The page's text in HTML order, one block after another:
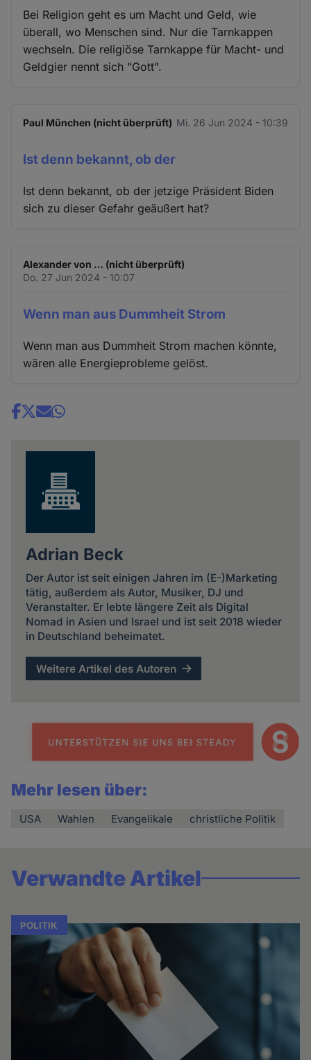
Bei Religion geht es um Macht und Geld, wie
überall, wo Menschen sind. Nur die Tarnkappen
wechseln. Die religiöse Tarnkappe für Macht- und
Geldgier nennt sich "Gott".
Paul München (nicht überprüft) Mi. 26 Jun 2024 - 10:39
Ist denn bekannt, ob der
Ist denn bekannt, ob der jetzige Präsident Biden
sich zu dieser Gefahr geäußert hat?
Alexander von … (nicht überprüft)
Do. 27 Jun 2024 - 10:07
Wenn man aus Dummheit Strom
Wenn man aus Dummheit Strom machen könnte,
wären alle Energieprobleme gelöst.
Share
Adrian Beck
Der Autor ist seit einigen Jahren im (E-)Marketing
tätig, außerdem als Autor, Musiker, DJ und
Veranstalter. Er lebte längere Zeit als Digital
Nomad in Asien und Israel und ist seit 2018 wieder
in Deutschland beheimatet.
Weitere Artikel des Autoren
Mehr lesen über:
USA Wahlen Evangelikale christliche Politik
Verwandte Artikel
POLITIK